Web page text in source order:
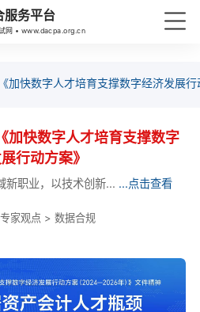
服务平台
网 • www.dacpa.org.cn
加快数字人才培育支撑数字经济发展
加快数字人才培育支撑数字
行动方案》
新职业，以技术创新... ...点击查看
专家观点 > 数据合规